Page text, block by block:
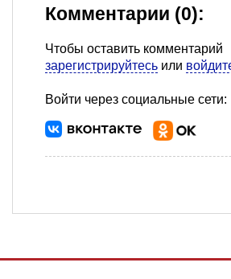
Комментарии (0):
Чтобы оставить комментарий
зарегистрируйтесь или
Войти через социальные сети: